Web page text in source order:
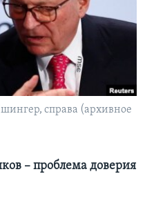
справа (архивное
– проблема доверия